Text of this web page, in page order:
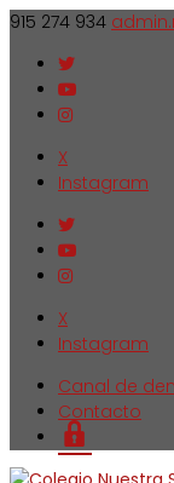
915 274 934
X
Instagram
X
Instagram
Canal de
Contacto